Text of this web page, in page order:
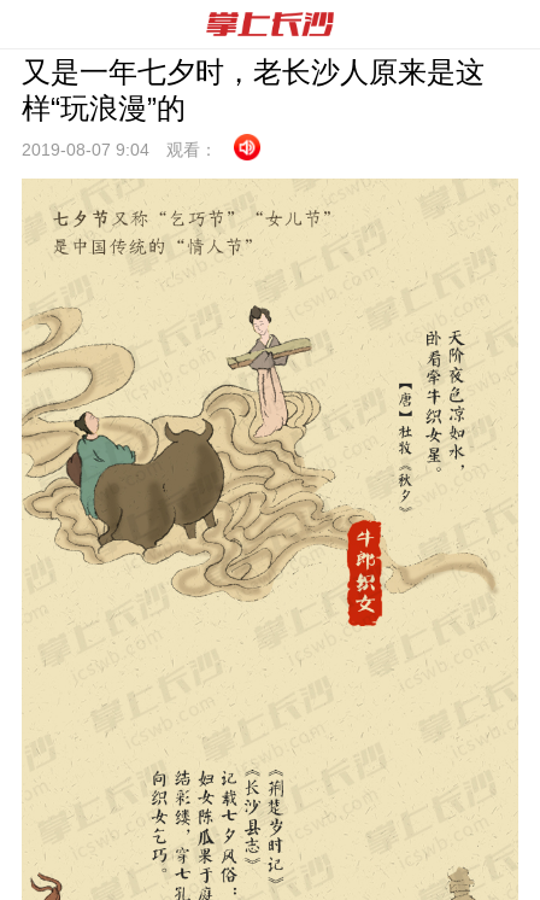
又是一年七夕时，老长沙人原来是这
样“玩浪漫”的
2019-08-07 9:04 观看：